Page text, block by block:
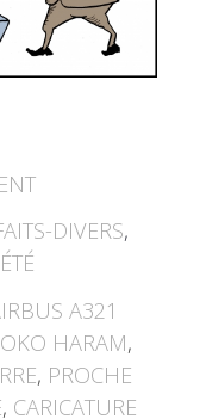
DIVERS,
A321
HARAM,
, PROCHE
, CARICATURE